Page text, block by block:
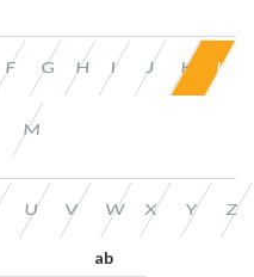
F G H I J K L
M
U V W X Y Z
ab